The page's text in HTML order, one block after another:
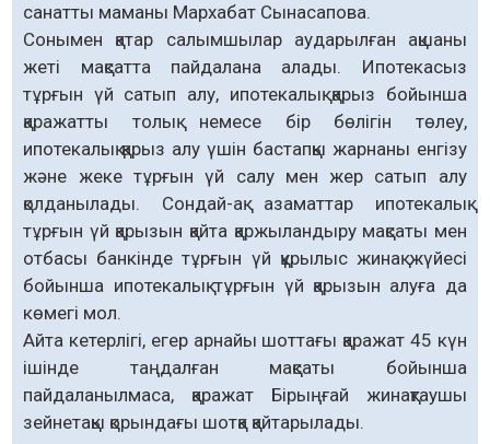
санатты маманы Мархабат Сынасапова.
Сонымен қатар салымшылар аударылған ақшаны
жеті мақсатта пайдалана алады. Ипотекасыз
тұрғын үй сатып алу, ипотекалық қарыз бойынша
қаражатты толық немесе бір бөлігін төлеу,
ипотекалық қарыз алу үшін бастапқы жарнаны енгізу
және жеке тұрғын үй салу мен жер сатып алу
қолданылады. Сондай-ақ азаматтар ипотекалық
тұрғын үй қарызын қайта қаржыландыру мақсаты мен
отбасы банкінде тұрғын үй құрылыс жинақ жүйесі
бойынша ипотекалық тұрғын үй қарызын алуға да
көмегі мол.
Айта кетерлігі, егер арнайы шоттағы қаражат 45 күн
ішінде таңдалған мақсаты бойынша
пайдаланылмаса, қаражат Бірыңғай жинақтаушы
зейнетақы қорындағы шотқа қайтарылады.